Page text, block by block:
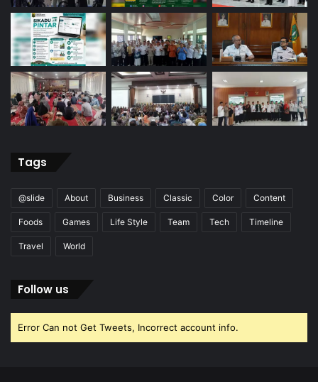
Tags
@slide About Business Classic Color Content
Foods Games Life Style Team Tech Timeline
Travel World
Follow us
Error Can not Get Tweets, Incorrect account info.